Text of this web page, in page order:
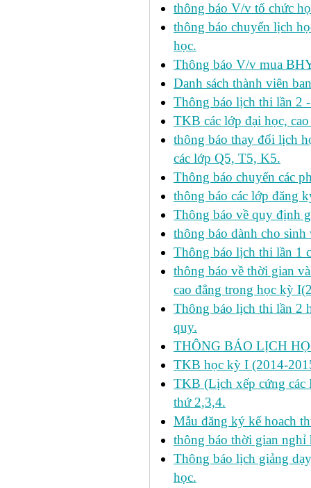
thông báo V/v tổ chức
thông báo chuyển lịch
học.
Thông báo V/v mua
Danh sách thành viên
Thông báo lịch thi lần 2
TKB các lớp đại học,
thông báo thay đổi lịch
các lớp Q5, T5, K5.
Thông báo chuyển các
thông báo các lớp đăng
Thông báo về quy định
thông báo dành cho
Thông báo lịch thi lần 1
thông báo về thời gian
cao đẳng trong học kỳ
Thông báo lịch thi lần 2
quy.
THÔNG BÁO LỊCH
TKB học kỳ I (2014-
TKB (Lịch xếp cứng các
thứ 2,3,4.
Mẫu đăng ký kế hoach
thông báo thời gian
Thông báo lịch giảng
học.